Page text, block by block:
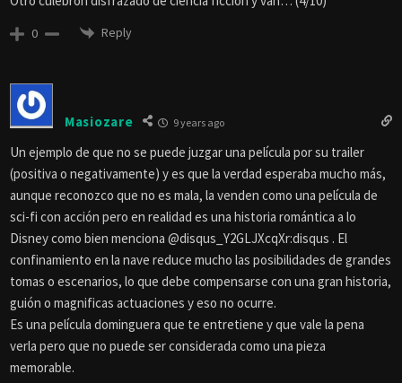
0 Reply
Masiozare 9 years ago
Un ejemplo de que no se puede juzgar una película por su trailer
(positiva o negativamente) y es que la verdad esperaba mucho más,
aunque reconozco que no es mala, la venden como una película de
sci-fi con acción pero en realidad es una historia romántica a lo
Disney como bien menciona @disqus_Y2GLJXcqXr:disqus . El
confinamiento en la nave reduce mucho las posibilidades de grandes
tomas o escenarios, lo que debe compensarse con una gran historia,
guión o magnificas actuaciones y eso no ocurre.
Es una película dominguera que te entretiene y que vale la pena
verla pero que no puede ser considerada como una pieza
memorable.